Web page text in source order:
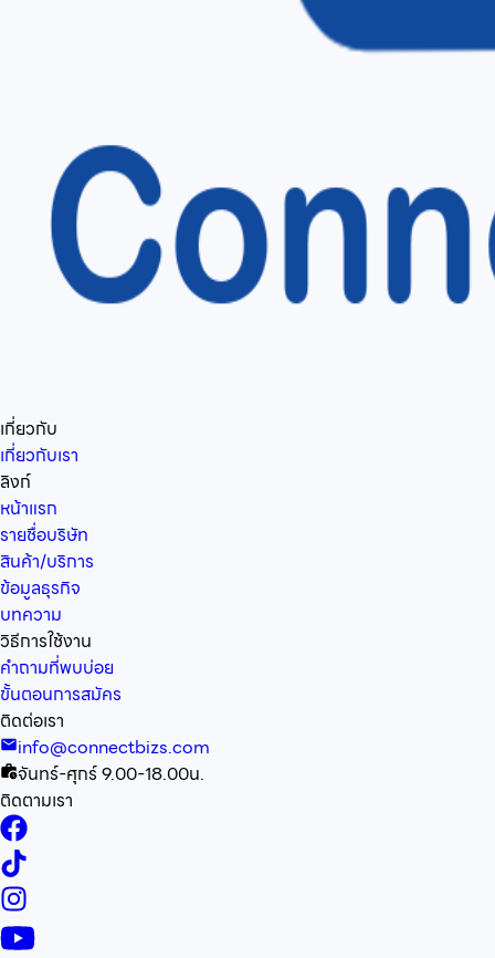
เกี่ยวกับ
เกี่ยวกับเรา
ลิงก์
หน้าแรก
รายชื่อบริษัท
สินค้า/บริการ
ข้อมูลธุรกิจ
บทความ
วิธีการใช้งาน
คำถามที่พบบ่อย
ขั้นตอนการสมัคร
ติดต่อเรา
info@connectbizs.com
จันทร์-ศุกร์ 9.00-18.00น.
ติดตามเรา